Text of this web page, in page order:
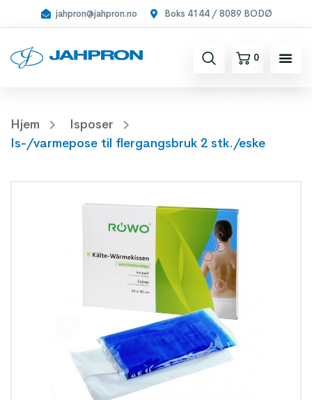
jahpron@jahpron.no Boks 4144 / 8089 BODØ
0
Hjem
Isposer
Is-/varmepose til flergangsbruk 2 stk./eske